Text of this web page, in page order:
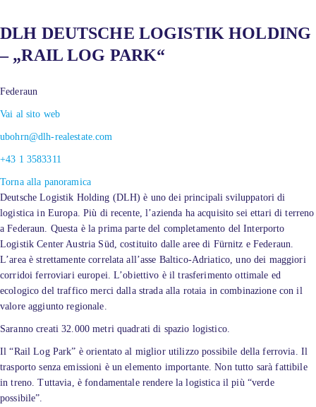
DLH DEUTSCHE LOGISTIK HOLDING
– „RAIL LOG PARK“
Federaun
Vai al sito web
ubohrn@dlh-realestate.com
+43 1 3583311
Torna alla panoramica
Deutsche Logistik Holding (DLH) è uno dei principali sviluppatori di
logistica in Europa. Più di recente, l’azienda ha acquisito sei ettari di terreno
a Federaun. Questa è la prima parte del completamento del Interporto
Logistik Center Austria Süd, costituito dalle aree di Fürnitz e Federaun.
L’area è strettamente correlata all’asse Baltico-Adriatico, uno dei maggiori
corridoi ferroviari europei. L’obiettivo è il trasferimento ottimale ed
ecologico del traffico merci dalla strada alla rotaia in combinazione con il
valore aggiunto regionale.
Saranno creati 32.000 metri quadrati di spazio logistico.
Il “Rail Log Park” è orientato al miglior utilizzo possibile della ferrovia. Il
trasporto senza emissioni è un elemento importante. Non tutto sarà fattibile
in treno. Tuttavia, è fondamentale rendere la logistica il più “verde
possibile”.